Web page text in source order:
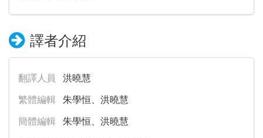
譯者介紹
翻譯人員 洪曉慧
繁體編輯 朱學恒、洪曉慧
簡體編輯 朱學恒、洪曉慧